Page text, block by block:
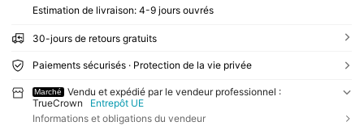
Estimation de livraison: 4-9 jours ouvrés
30-jours de retours gratuits
Paiements sécurisés · Protection de la vie privée
Marché
Vendu et expédié par le vendeur professionnel :
TrueCrown
Entrepôt UE
Informations et obligations du vendeur